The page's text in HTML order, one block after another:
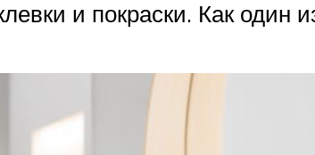
и покраски. Как один